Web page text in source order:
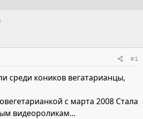
#1
среди коников вегатарианцы,
с марта 2008 Стала
видеороликам...